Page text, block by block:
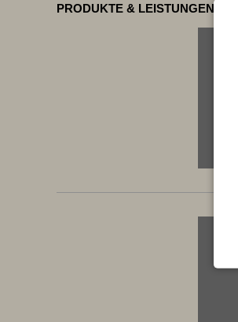
PRODUKTE & LEISTUNGEN